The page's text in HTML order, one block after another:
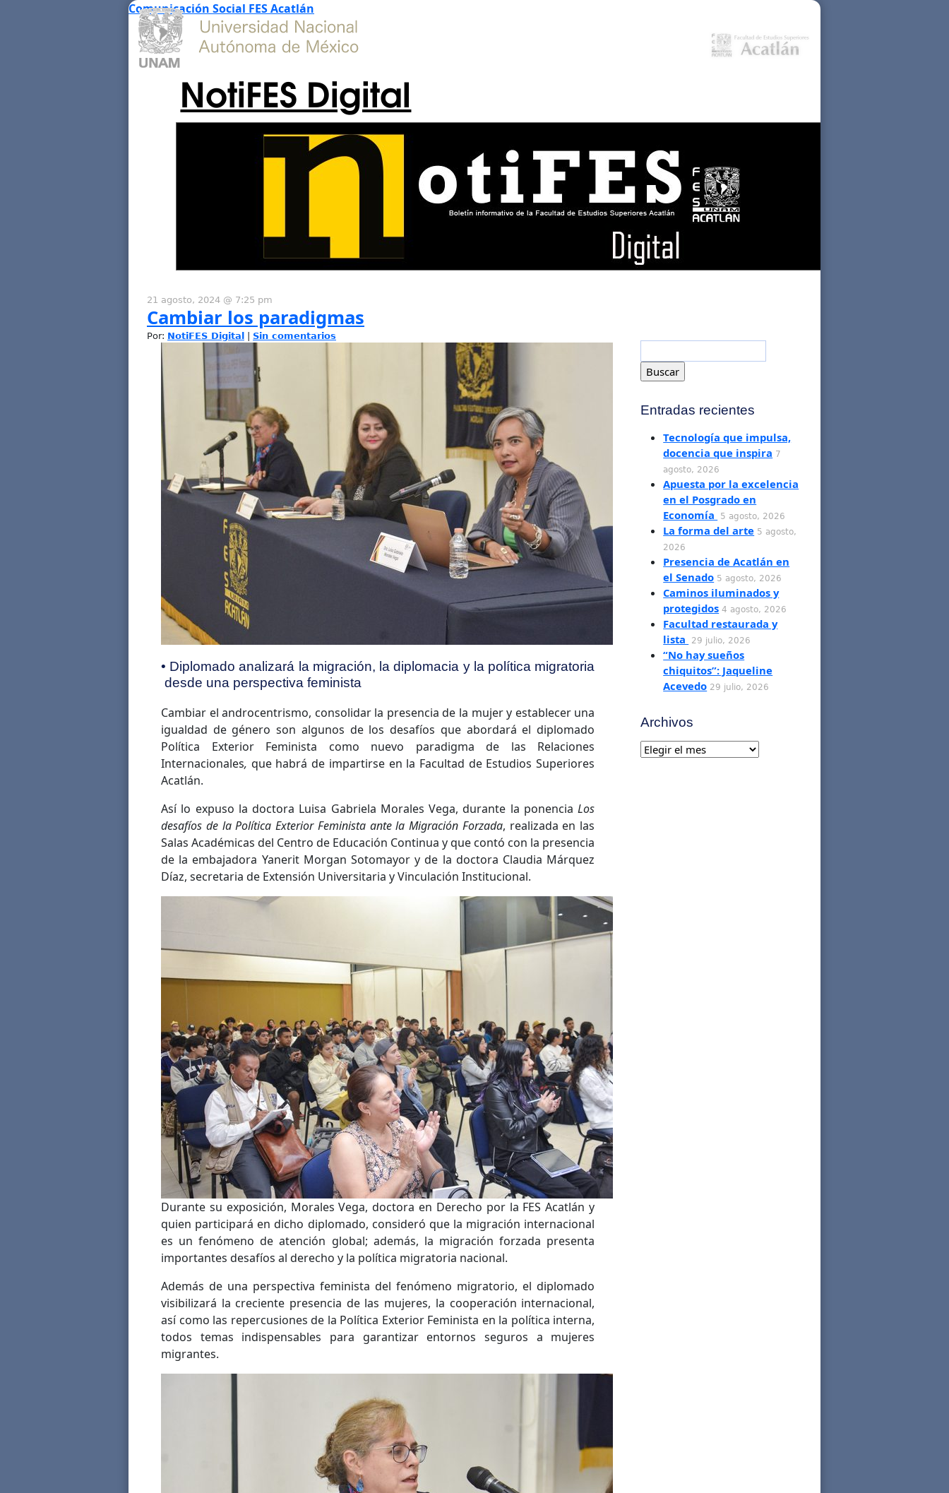
Comunicación Social FES Acatlán
NotiFES Digital
21 agosto, 2024 @ 7:25 pm
Cambiar los paradigmas
Por: NotiFES Digital Sin comentarios
• Diplomado analizará la migración, la diplomacia y la política migratoria
desde una perspectiva feminista
Cambiar el androcentrismo, consolidar la presencia de la mujer y establecer una
igualdad de género son algunos de los desafíos que abordará el diplomado
Política Exterior Feminista como nuevo paradigma de las Relaciones
Internacionales, que habrá de impartirse en la Facultad de Estudios Superiores
Acatlán.
Así lo expuso la doctora Luisa Gabriela Morales Vega, durante la ponenciaLos
desafíos de la Política Exterior Feminista ante la Migración Forzada, realizada en las
Salas Académicas del Centro de Educación Continua y que contó con la presencia
de la embajadora Yanerit Morgan Sotomayor y de la doctora Claudia Márquez
Díaz, secretaria de Extensión Universitaria y Vinculación Institucional.
Durante su exposición, Morales Vega, doctora en Derecho por la FES Acatlán y
quien participará en dicho diplomado, consideró que la migración internacional
es un fenómeno de atención global; además, la migración forzada presenta
importantes desafíos al derecho y la política migratoria nacional.
Además de una perspectiva feminista del fenómeno migratorio, el diplomado
visibilizará la creciente presencia de las mujeres, la cooperación internacional,
así como las repercusiones de la Política Exterior Feminista en la política interna,
todos temas indispensables para garantizar entornos seguros a mujeres
migrantes.
Entradas recientes
Tecnología que impulsa,
docencia que inspira 7
agosto, 2026
Apuesta por la excelencia
en el Posgrado en
Economía
5 agosto, 2026
La forma del arte 5 agosto,
2026
Presencia de Acatlán en
el Senado 5 agosto, 2026
Caminos iluminados y
protegidos 4 agosto, 2026
Facultad restaurada y
lista
29 julio, 2026
“No hay sueños
chiquitos”: Jaqueline
Acevedo 29 julio, 2026
Archivos
Archivos